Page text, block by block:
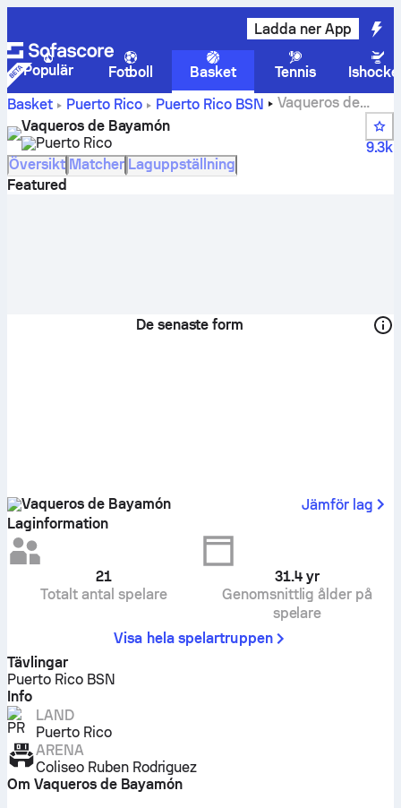
Ladda ner App
Populär Fotboll Basket Tennis
Basket
Puerto Rico Puerto Rico BSN
Vaqueros de
Bayamóns resultat, tabellställning, spelschema och
spelare
Vaqueros de Bayamón
Puerto Rico
9.3k
Översikt Matcher Laguppställning
Featured
De senaste form
Vaqueros de Bayamón
Jämför lag
Laginformation
21
Totalt antal spelare
31.4 yr
Genomsnittlig ålder på
spelare
Visa hela spelartruppen
Tävlingar
Puerto Rico BSN
Info
LAND
Puerto Rico
ARENA
Coliseo Ruben Rodriguez
Om Vaqueros de Bayamón